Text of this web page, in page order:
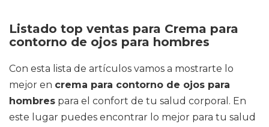
Listado top ventas para Crema para
contorno de ojos para hombres
Con esta lista de artículos vamos a mostrarte lo
mejor en crema para contorno de ojos para
hombres para el confort de tu salud corporal. En
este lugar puedes encontrar lo mejor para tu salud